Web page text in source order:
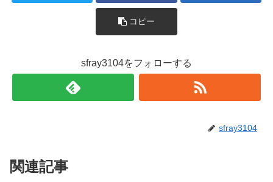
コピー
sfray3104をフォローする
sfray3104
関連記事